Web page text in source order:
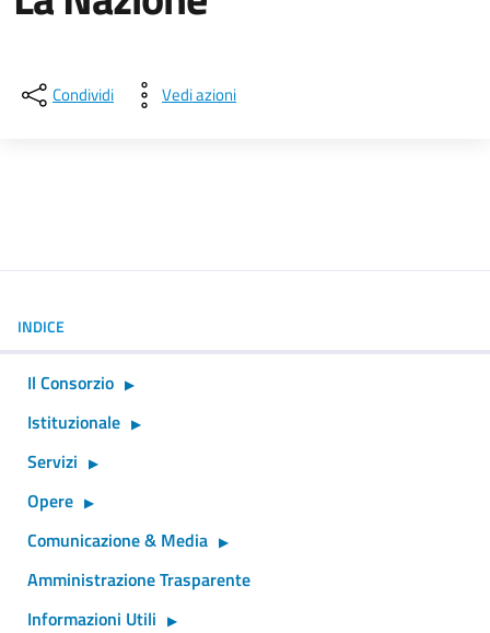
Condividi Vedi azioni
INDICE
Il Consorzio
Istituzionale
Servizi
Opere
Comunicazione & Media
Amministrazione Trasparente
Informazioni Utili